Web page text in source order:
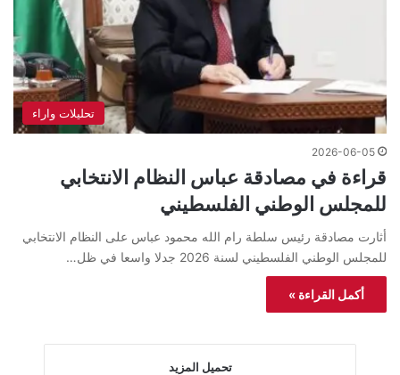
تحليلات واراء
2026-06-05
قراءة في مصادقة عباس النظام الانتخابي
للمجلس الوطني الفلسطيني
أثارت مصادقة رئيس سلطة رام الله محمود عباس على النظام الانتخابي
للمجلس الوطني الفلسطيني لسنة 2026 جدلا واسعا في ظل…
أكمل القراءة »
تحميل المزيد